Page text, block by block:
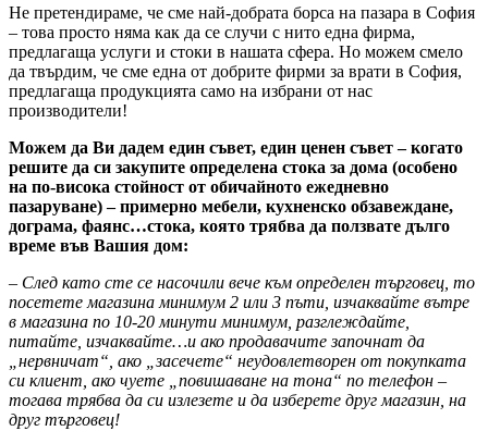
Не претендираме, че сме най-добрата борса на пазара в София
– това просто няма как да се случи с нито една фирма,
предлагаща услуги и стоки в нашата сфера. Но можем смело
да твърдим, че сме една от добрите фирми за врати в София,
предлагаща продукцията само на избрани от нас
производители!
Можем да Ви дадем един съвет, един ценен съвет – когато
решите да си закупите определена стока за дома (особено
на по-висока стойност от обичайното ежедневно
пазаруване) – примерно мебели, кухненско обзавеждане,
дограма, фаянс…стока, която трябва да ползвате дълго
време във Вашия дом:
– След като сте се насочили вече към определен търговец, то
посетете магазина минимум 2 или 3 пъти, изчаквайте вътре
в магазина по 10-20 минути минимум, разглеждайте,
питайте, изчаквайте…и ако продавачите започнат да
„нервничат“, ако „засечете“ неудовлетворен от покупката
си клиент, ако чуете „повишаване на тона“ по телефон –
тогава трябва да си излезете и да изберете друг магазин, на
друг търговец!